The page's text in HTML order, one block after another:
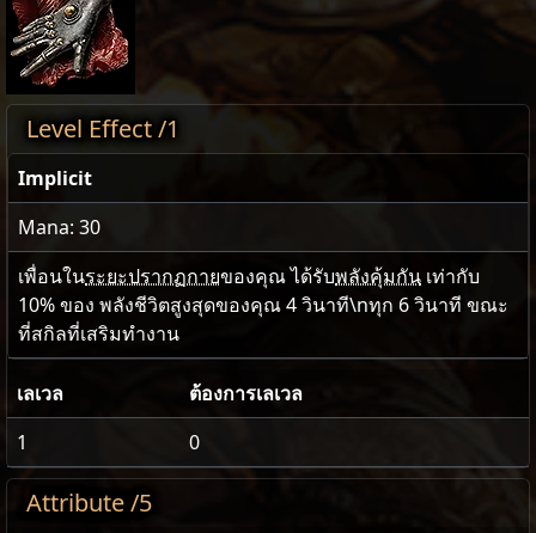
Level Effect /1
Implicit
Mana: 30
เพื่อนในระยะปรากฏกายของคุณ ได้รับพลังคุ้มกัน เท่ากับ
10% ของ พลังชีวิตสูงสุดของคุณ4วินาที\nทุก 6 วินาที ขณะ
ที่สกิลที่เสริมทำงาน
เลเวล
ต้องการเลเวล
1
0
Attribute /5